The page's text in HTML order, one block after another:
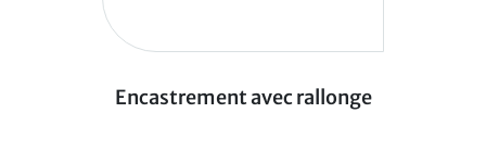
Encastrement avec rallonge